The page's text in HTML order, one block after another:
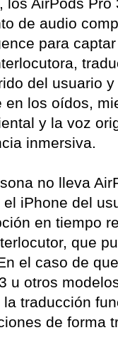
de audio
para
del usuario
en los oídos,
y la voz
inmersiva.
no lleva
iPhone del
en tiempo
que
el caso de
u otros
traducción
de forma